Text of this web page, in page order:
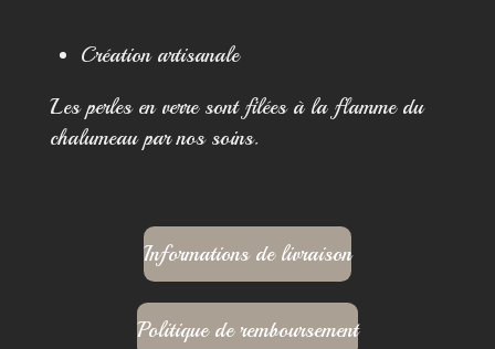
Création artisanale
Les perles en verre sont filées à la flamme du
chalumeau par nos soins.
Informations de livraison
Politique de remboursement